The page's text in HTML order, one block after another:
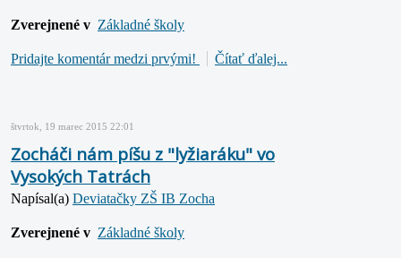
Zverejnené v Základné školy
Pridajte komentár medzi prvými! Čítať ďalej...
štvrtok, 19 marec 2015 22:01
Zocháči nám píšu z "lyžiaráku" vo
Vysokých Tatrách
Napísal(a) Deviatačky ZŠ IB Zocha
Zverejnené v Základné školy